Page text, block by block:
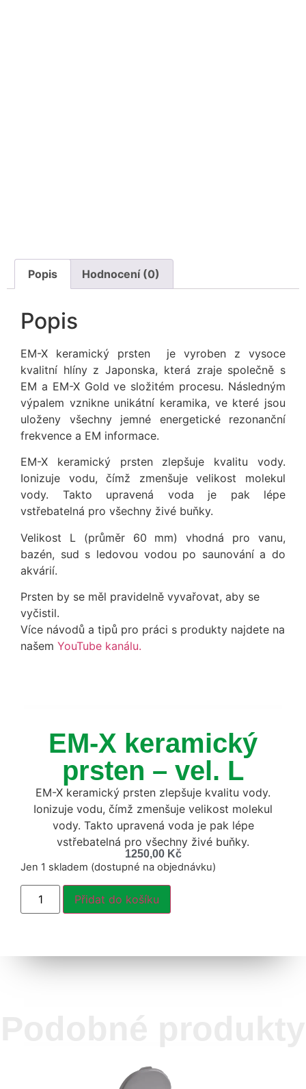
Popis Hodnocení (0)
Popis
EM-X keramický prsten je vyroben z vysoce
kvalitní hlíny z Japonska, která zraje společně s
EM a EM-X Gold ve složitém procesu. Následným
výpalem vznikne unikátní keramika, ve které jsou
uloženy všechny jemné energetické rezonanční
frekvence a EM informace.
EM-X keramický prsten zlepšuje kvalitu vody.
Ionizuje vodu, čímž zmenšuje velikost molekul
vody. Takto upravená voda je pak lépe
vstřebatelná pro všechny živé buňky.
Velikost L (průměr 60 mm) vhodná pro vanu,
bazén, sud s ledovou vodou po saunování a do
akvárií.
Prsten by se měl pravidelně vyvařovat, aby se
vyčistil.
Více návodů a tipů pro práci s produkty najdete na
našem YouTube kanálu.
EM-X keramický
prsten – vel. L
EM-X keramický prsten zlepšuje kvalitu vody.
Ionizuje vodu, čímž zmenšuje velikost molekul
vody. Takto upravená voda je pak lépe
vstřebatelná pro všechny živé buňky.
1250,00 Kč
Jen 1 skladem (dostupné na objednávku)
Přidat do košíku